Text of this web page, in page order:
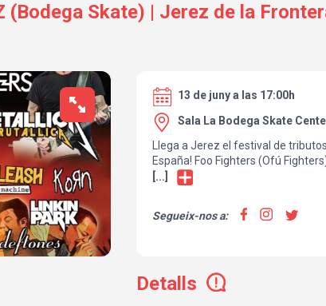
(Bodega Skate) | Jerez de la
13 de juny a las 17:00h
Sala La Bodega Skate
Llega a Jerez el festival de
España! Foo Fighters (Ofú
Polly), Red Hot Chilipeppers (Dani
cañeros de las bandas más
Metal en directo de la banda Break
[...]
Segueix-nos a:
Detalls